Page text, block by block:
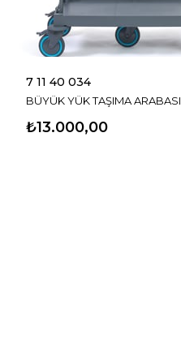
7 11 40 034
BÜYÜK YÜK TAŞIMA ARABASI
₺13.000,00